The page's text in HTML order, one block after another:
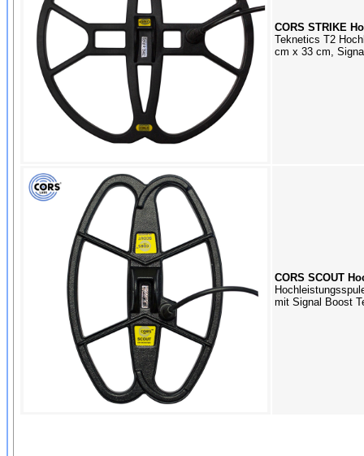
CORS STRIKE
Teknetics T2
cm x 33 cm,
CORS SCOUT
mit Signal Boost